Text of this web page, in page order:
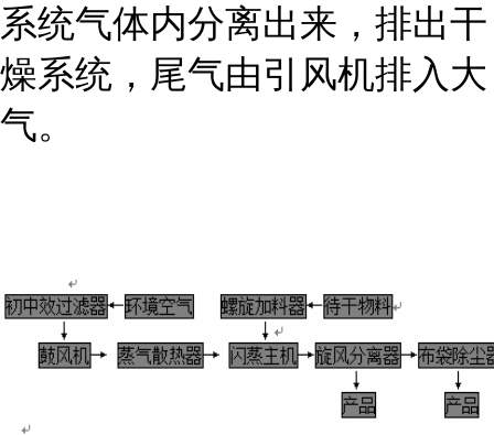
系统气体内分离出来，排出干
燥系统，尾气由引风机排入大
气。